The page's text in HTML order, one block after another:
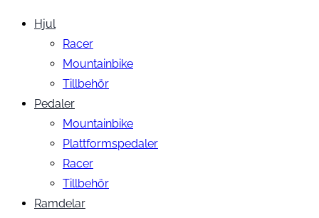
Hjul
Racer
Mountainbike
Tillbehör
Pedaler
Mountainbike
Plattformspedaler
Racer
Tillbehör
Ramdelar